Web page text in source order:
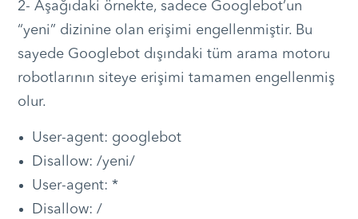
2- Aşağıdaki örnekte, sadece Googlebot’un
“yeni” dizinine olan erişimi engellenmiştir. Bu
sayede Googlebot dışındaki tüm arama motoru
robotlarının siteye erişimi tamamen engellenmiş
olur.
User-agent: googlebot
Disallow: /yeni/
User-agent: *
Disallow: /